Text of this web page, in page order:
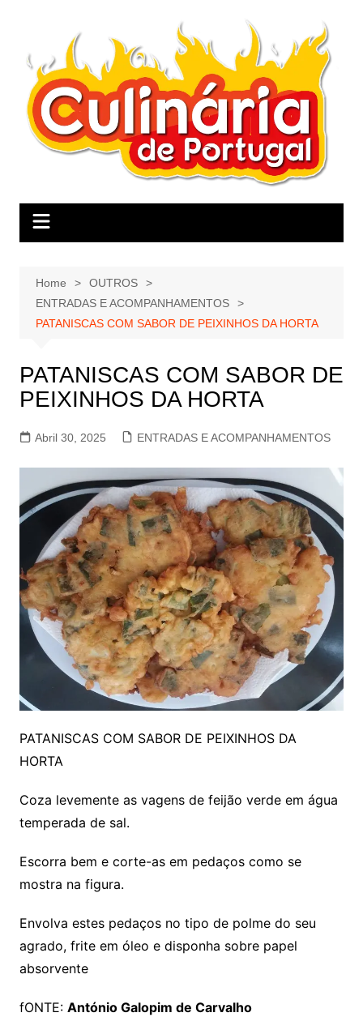
Home
OUTROS
ENTRADAS E ACOMPANHAMENTOS
PATANISCAS COM SABOR DE PEIXINHOS DA HORTA
PATANISCAS COM SABOR DE
PEIXINHOS DA HORTA
Abril 30, 2025 ENTRADAS E ACOMPANHAMENTOS
PATANISCAS COM SABOR DE PEIXINHOS DA
HORTA
Coza levemente as vagens de feijão verde em água
temperada de sal.
Escorra bem e corte-as em pedaços como se
mostra na figura.
Envolva estes pedaços no tipo de polme do seu
agrado, frite em óleo e disponha sobre papel
absorvente
fONTE: António Galopim de Carvalho